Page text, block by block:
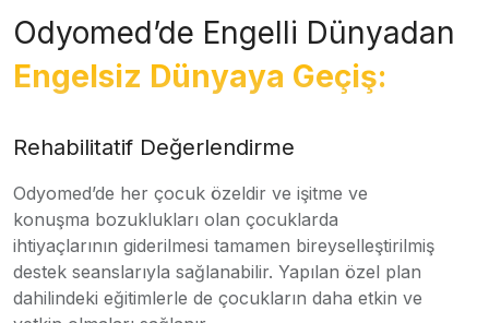
Odyomed’de Engelli Dünyadan
Engelsiz Dünyaya Geçiş:
Rehabilitatif Değerlendirme
Odyomed’de her çocuk özeldir ve işitme ve
konuşma bozuklukları olan çocuklarda
ihtiyaçlarının giderilmesi tamamen bireyselleştirilmiş
destek seanslarıyla sağlanabilir. Yapılan özel plan
dahilindeki eğitimlerle de çocukların daha etkin ve